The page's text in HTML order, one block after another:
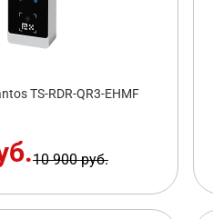
TS-RDR-QR3-EHMF
10 900 руб.